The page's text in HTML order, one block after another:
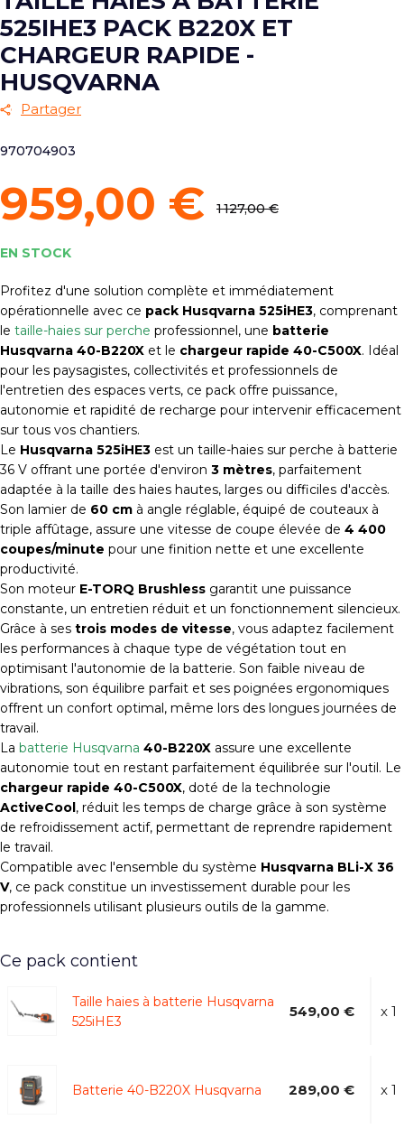
525IHE3 PACK B220X ET
CHARGEUR RAPIDE -
HUSQVARNA
Partager
970704903
959,00 € 1 127,00 €
EN STOCK
Profitez d'une solution complète et immédiatement
opérationnelle avec ce pack Husqvarna 525iHE3, comprenant
le taille-haies sur perche professionnel, une batterie
Husqvarna 40-B220X et le chargeur rapide 40-C500X. Idéal
pour les paysagistes, collectivités et professionnels de
l'entretien des espaces verts, ce pack offre puissance,
autonomie et rapidité de recharge pour intervenir efficacement
sur tous vos chantiers.
Le Husqvarna 525iHE3 est un taille-haies sur perche à batterie
36 V offrant une portée d'environ 3 mètres, parfaitement
adaptée à la taille des haies hautes, larges ou difficiles d'accès.
Son lamier de 60 cm à angle réglable, équipé de couteaux à
triple affûtage, assure une vitesse de coupe élevée de 4 400
coupes/minute pour une finition nette et une excellente
productivité.
Son moteur E-TORQ Brushless garantit une puissance
constante, un entretien réduit et un fonctionnement silencieux.
Grâce à ses trois modes de vitesse, vous adaptez facilement
les performances à chaque type de végétation tout en
optimisant l'autonomie de la batterie. Son faible niveau de
vibrations, son équilibre parfait et ses poignées ergonomiques
offrent un confort optimal, même lors des longues journées de
travail.
La batterie Husqvarna 40-B220X assure une excellente
autonomie tout en restant parfaitement équilibrée sur l'outil. Le
chargeur rapide 40-C500X, doté de la technologie
ActiveCool, réduit les temps de charge grâce à son système
de refroidissement actif, permettant de reprendre rapidement
le travail.
Compatible avec l'ensemble du système Husqvarna BLi-X 36
V, ce pack constitue un investissement durable pour les
professionnels utilisant plusieurs outils de la gamme.
Ce pack contient
Taille haies à batterie Husqvarna
525iHE3
549,00 € x 1
Batterie 40-B220X Husqvarna 289,00 € x 1